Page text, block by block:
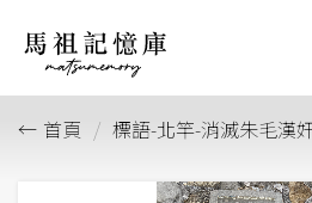
首頁 標語-北竿-消滅朱毛漢